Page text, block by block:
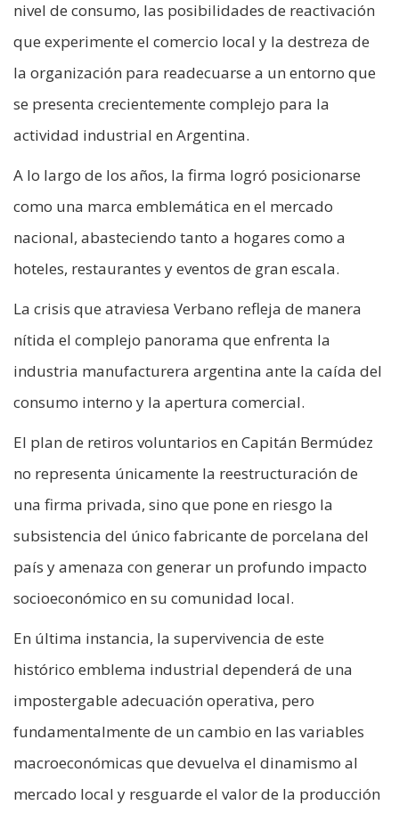
nivel de consumo, las posibilidades de reactivación
que experimente el comercio local y la destreza de
la organización para readecuarse a un entorno que
se presenta crecientemente complejo para la
actividad industrial en Argentina.
A lo largo de los años, la firma logró posicionarse
como una marca emblemática en el mercado
nacional, abasteciendo tanto a hogares como a
hoteles, restaurantes y eventos de gran escala.
La crisis que atraviesa Verbano refleja de manera
nítida el complejo panorama que enfrenta la
industria manufacturera argentina ante la caída del
consumo interno y la apertura comercial.
El plan de retiros voluntarios en Capitán Bermúdez
no representa únicamente la reestructuración de
una firma privada, sino que pone en riesgo la
subsistencia del único fabricante de porcelana del
país y amenaza con generar un profundo impacto
socioeconómico en su comunidad local.
En última instancia, la supervivencia de este
histórico emblema industrial dependerá de una
impostergable adecuación operativa, pero
fundamentalmente de un cambio en las variables
macroeconómicas que devuelva el dinamismo al
mercado local y resguarde el valor de la producción